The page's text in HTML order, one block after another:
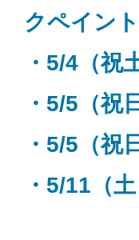
クペイント
・5/4（祝
・5/5（
・5/5（祝
・5/11（